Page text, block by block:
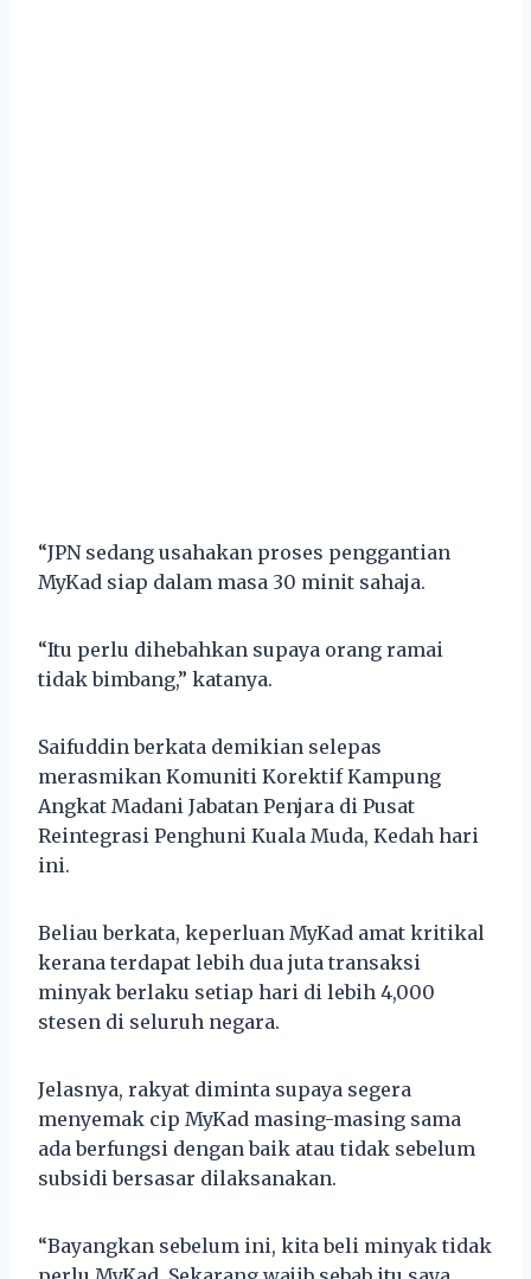
“JPN sedang usahakan proses penggantian
MyKad siap dalam masa 30 minit sahaja.
“Itu perlu dihebahkan supaya orang ramai
tidak bimbang,” katanya.
Saifuddin berkata demikian selepas
merasmikan Komuniti Korektif Kampung
Angkat Madani Jabatan Penjara di Pusat
Reintegrasi Penghuni Kuala Muda, Kedah hari
ini.
Beliau berkata, keperluan MyKad amat kritikal
kerana terdapat lebih dua juta transaksi
minyak berlaku setiap hari di lebih 4,000
stesen di seluruh negara.
Jelasnya, rakyat diminta supaya segera
menyemak cip MyKad masing-masing sama
ada berfungsi dengan baik atau tidak sebelum
subsidi bersasar dilaksanakan.
“Bayangkan sebelum ini, kita beli minyak tidak